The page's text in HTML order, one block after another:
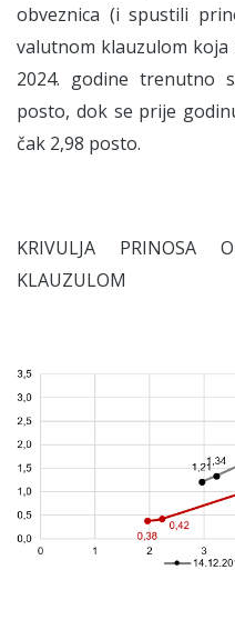
obveznica (i spustili
valutnom klauzulom koja
2024. godine trenutno
posto, dok se prije
čak 2,98 posto.
KRIVULJA PRINOSA
KLAUZULOM